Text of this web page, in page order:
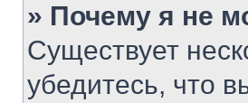
» Почему я не
Существует
убедитесь, что